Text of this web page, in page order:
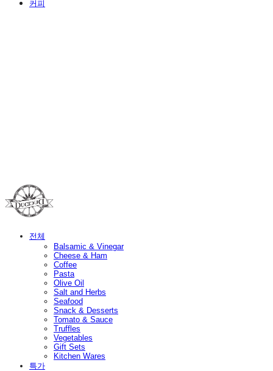
커피
전체
Balsamic & Vinegar
Cheese & Ham
Coffee
Pasta
Olive Oil
Salt and Herbs
Seafood
Snack & Desserts
Tomato & Sauce
Truffles
Vegetables
Gift Sets
Kitchen Wares
특가